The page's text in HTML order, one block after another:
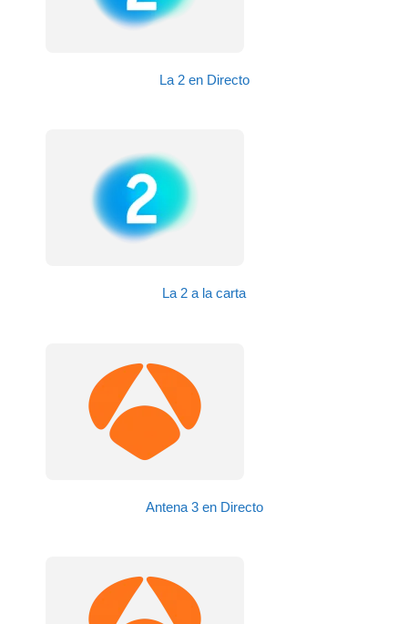
La 2 en Directo
La 2 a la carta
Antena 3 en Directo